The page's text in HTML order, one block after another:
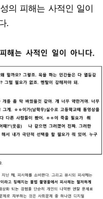
의 피해는 사적인 일이
.